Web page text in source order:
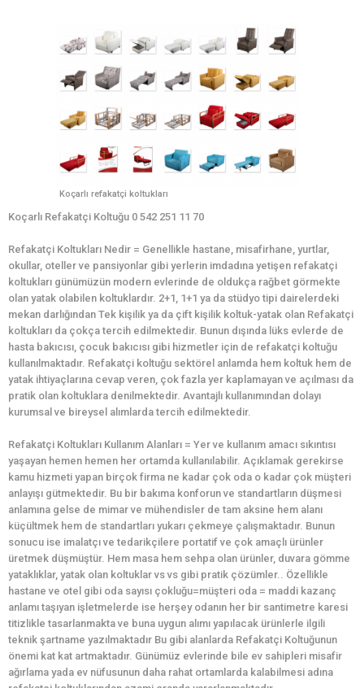
Koçarlı refakatçi koltukları
Koçarlı Refakatçi Koltuğu 0 542 251 11 70
Refakatçi Koltukları Nedir = Genellikle hastane, misafirhane, yurtlar,
okullar, oteller ve pansiyonlar gibi yerlerin imdadına yetişen refakatçi
koltukları günümüzün modern evlerinde de oldukça rağbet görmekte
olan yatak olabilen koltuklardır. 2+1, 1+1 ya da stüdyo tipi dairelerdeki
mekan darlığından Tek kişilik ya da çift kişilik koltuk-yatak olan Refakatçi
koltukları da çokça tercih edilmektedir. Bunun dışında lüks evlerde de
hasta bakıcısı, çocuk bakıcısı gibi hizmetler için de refakatçi koltuğu
kullanılmaktadır. Refakatçi koltuğu sektörel anlamda hem koltuk hem de
yatak ihtiyaçlarına cevap veren, çok fazla yer kaplamayan ve açılması da
pratik olan koltuklara denilmektedir. Avantajlı kullanımından dolayı
kurumsal ve bireysel alımlarda tercih edilmektedir.
Refakatçi Koltukları Kullanım Alanları = Yer ve kullanım amacı sıkıntısı
yaşayan hemen hemen her ortamda kullanılabilir. Açıklamak gerekirse
kamu hizmeti yapan birçok firma ne kadar çok oda o kadar çok müşteri
anlayışı gütmektedir. Bu bir bakıma konforun ve standartların düşmesi
anlamına gelse de mimar ve mühendisler de tam aksine hem alanı
küçültmek hem de standartları yukarı çekmeye çalışmaktadır. Bunun
sonucu ise imalatçı ve tedarikçilere portatif ve çok amaçlı ürünler
üretmek düşmüştür. Hem masa hem sehpa olan ürünler, duvara gömme
yataklıklar, yatak olan koltuklar vs vs gibi pratik çözümler.. Özellikle
hastane ve otel gibi oda sayısı çokluğu=müşteri oda = maddi kazanç
anlamı taşıyan işletmelerde ise herşey odanın her bir santimetre karesi
titizlikle tasarlanmakta ve buna uygun alımı yapılacak ürünlerle ilgili
teknik şartname yazılmaktadır Bu gibi alanlarda Refakatçi Koltuğunun
önemi kat kat artmaktadır. Günümüz evlerinde bile ev sahipleri misafir
ağırlama yada ev nüfusunun daha rahat ortamlarda kalabilmesi adına